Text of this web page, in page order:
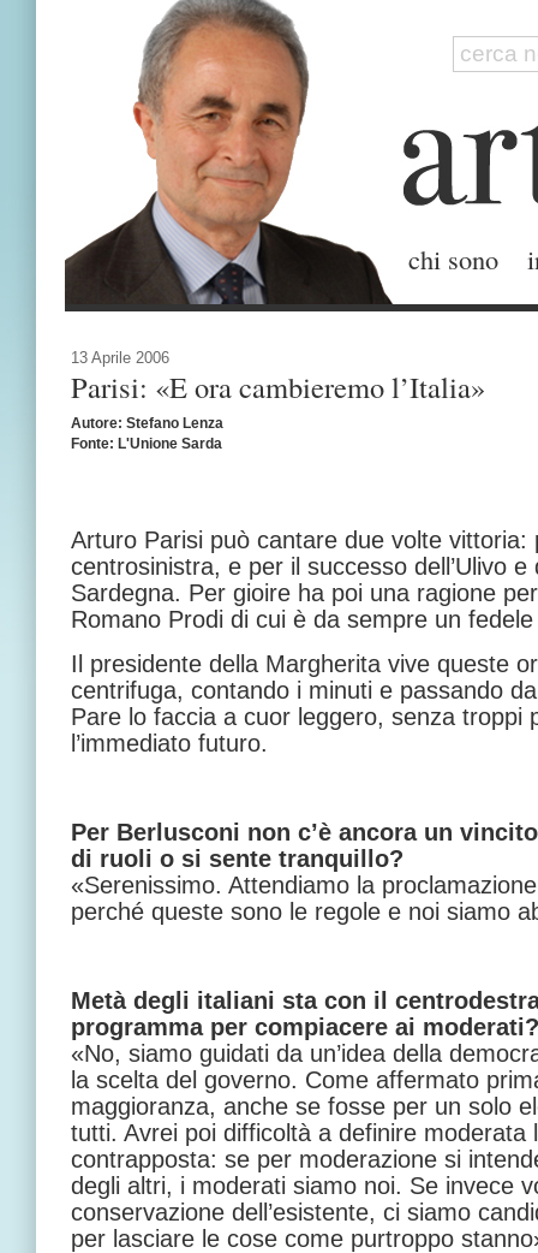
chi sono
13 Aprile 2006
Parisi: «E ora cambieremo l’Italia»
Autore: Stefano Lenza
Fonte: L'Unione Sarda
Arturo Parisi può cantare due volte vittoria:
centrosinistra, e per il successo dell’Ulivo
Sardegna. Per gioire ha poi una ragione
Romano Prodi di cui è da sempre un
Il presidente della Margherita vive queste
centrifuga, contando i minuti e passando
Pare lo faccia a cuor leggero, senza troppi
l’immediato futuro.
Per Berlusconi non c’è ancora un
di ruoli o si sente tranquillo?
«Serenissimo. Attendiamo la
perché queste sono le regole e noi siamo
Metà degli italiani sta con il
programma per compiacere ai moderati?
«No, siamo guidati da un’idea della
la scelta del governo. Come affermato
maggioranza, anche se fosse per un solo
tutti. Avrei poi difficoltà a definire moderata
contrapposta: se per moderazione si
degli altri, i moderati siamo noi. Se invece
conservazione dell’esistente, ci siamo
per lasciare le cose come purtroppo